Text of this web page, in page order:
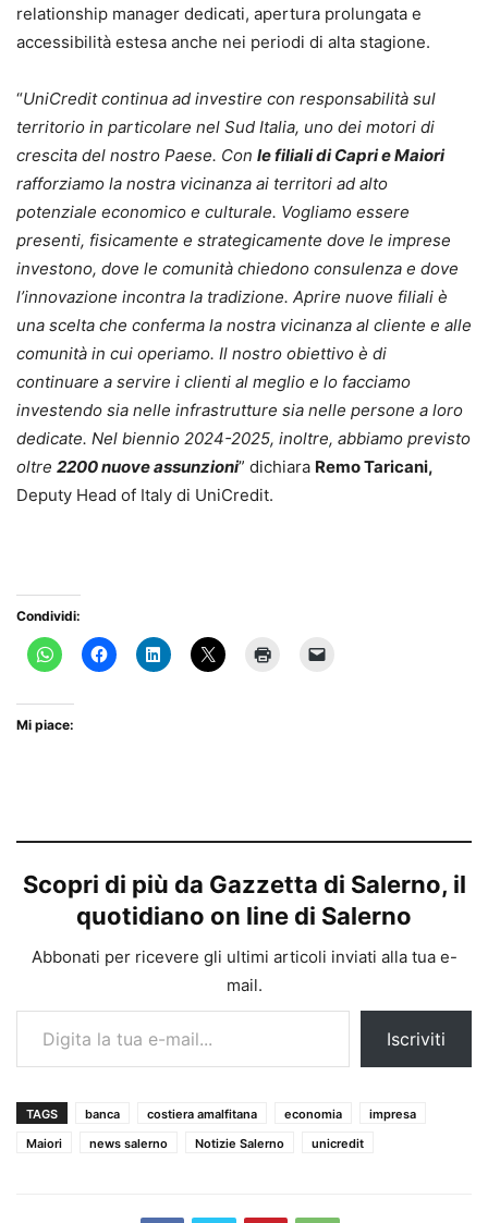
relationship manager dedicati, apertura prolungata e
accessibilità estesa anche nei periodi di alta stagione.
“UniCredit continua ad investire con responsabilità sul
territorio in particolare nel Sud Italia, uno dei motori di
crescita del nostro Paese. Con le filiali di Capri e Maiori
rafforziamo la nostra vicinanza ai territori ad alto
potenziale economico e culturale. Vogliamo essere
presenti, fisicamente e strategicamente dove le imprese
investono, dove le comunità chiedono consulenza e dove
l’innovazione incontra la tradizione. Aprire nuove filiali è
una scelta che conferma la nostra vicinanza al cliente e alle
comunità in cui operiamo. Il nostro obiettivo è di
continuare a servire i clienti al meglio e lo facciamo
investendo sia nelle infrastrutture sia nelle persone a loro
dedicate. Nel biennio 2024-2025, inoltre, abbiamo previsto
oltre 2200 nuove assunzioni” dichiara Remo Taricani,
Deputy Head of Italy di UniCredit.
Condividi:
Mi piace:
Scopri di più da Gazzetta di Salerno, il
quotidiano on line di Salerno
Abbonati per ricevere gli ultimi articoli inviati alla tua e-
mail.
Digita la tua e-mail...
Iscriviti
TAGS banca costiera amalfitana economia
impresa
Maiori
news salerno Notizie Salerno unicredit